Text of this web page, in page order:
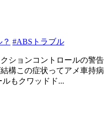
#ABSトラブル
ションコントロールの警告
構この症状ってアメ車持病
もクワッドド...